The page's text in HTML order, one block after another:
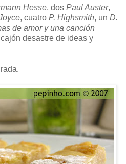
Hesse, dos Paul Auster,
, cuatro P. Highsmith, un D.
de amor y una canción
desastre de ideas y